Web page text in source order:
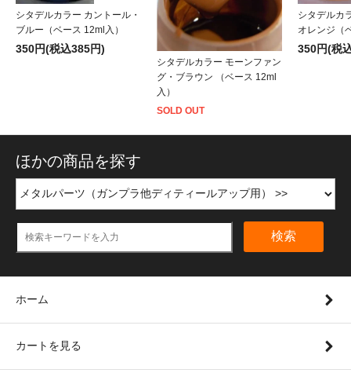
シタデルカラー カントール・
ブルー（ベース 12ml入）
350円(税込385円)
シタデルカラー モーンファン
グ・ブラウン （ベース 12ml
入）
SOLD OUT
シタデルカ
オレンジ（
350円(税
ほかの商品を探す
検索
ホーム
カートを見る